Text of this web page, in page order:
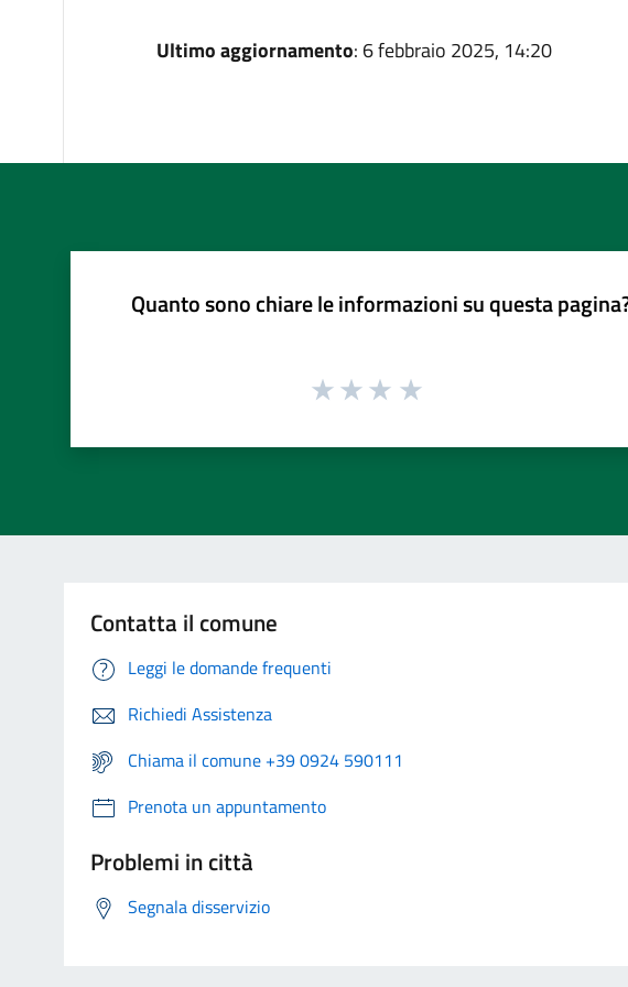
Ultimo aggiornamento: 6 febbraio 2025, 14:20
Quanto sono chiare le informazioni su questa
Contatta il comune
Leggi le domande frequenti
Richiedi Assistenza
Chiama il comune +39 0924 590111
Prenota un appuntamento
Problemi in città
Segnala disservizio